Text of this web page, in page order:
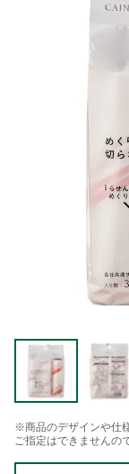
※商品のデザインや仕
ご指定はできませんの